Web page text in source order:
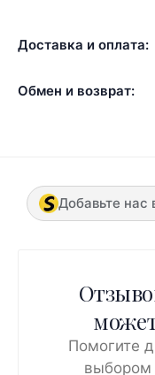
Доставка и оплата:
Обмен и возврат:
Добавьте нас
Помогите
выбором